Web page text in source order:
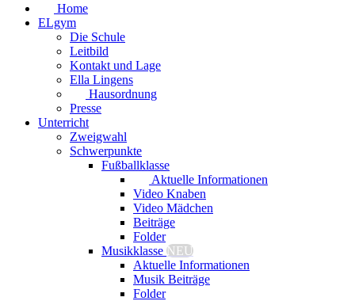
Home
ELgym
Die Schule
Leitbild
Kontakt und Lage
Ella Lingens
Hausordnung
Presse
Unterricht
Zweigwahl
Schwerpunkte
Fußballklasse
Aktuelle Informationen
Video Knaben
Video Mädchen
Beiträge
Folder
Musikklasse NEU
Aktuelle Informationen
Musik Beiträge
Folder